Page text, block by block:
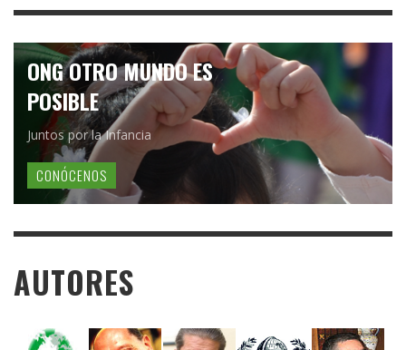
ONG OTRO MUNDO ES
POSIBLE
Juntos por la Infancia
CONÓCENOS
AUTORES